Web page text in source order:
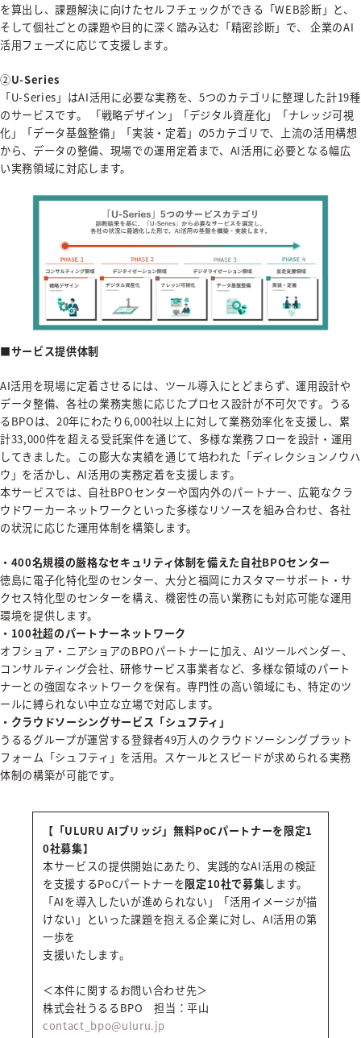
を算出し、課題解決に向けたセルフチェックができる「WEB診断」と、
そして個社ごとの課題や目的に深く踏み込む「精密診断」で、 企業のAI
活用フェーズに応じて支援します。
②U-Series
「U-Series」はAI活用に必要な実務を、5つのカテゴリに整理した計19種
のサービスです。 「戦略デザイン」「デジタル資産化」「ナレッジ可視
化」「データ基盤整備」「実装・定着」の5カテゴリで、上流の活用構想
から、データの整備、現場での運用定着まで、AI活用に必要となる幅広
い実務領域に対応します。
■サービス提供体制
AI活用を現場に定着させるには、ツール導入にとどまらず、運用設計や
データ整備、各社の業務実態に応じたプロセス設計が不可欠です。うる
るBPOは、20年にわたり6,000社以上に対して業務効率化を支援し、累
計33,000件を超える受託案件を通じて、多様な業務フローを設計・運用
してきました。この膨大な実績を通じて培われた「ディレクションノウハ
ウ」を活かし、AI活用の実務定着を支援します。
本サービスでは、自社BPOセンターや国内外のパートナー、広範なクラ
ウドワーカーネットワークといった多様なリソースを組み合わせ、各社
の状況に応じた運用体制を構築します。
・400名規模の厳格なセキュリティ体制を備えた自社BPOセンター
徳島に電子化特化型のセンター、大分と福岡にカスタマーサポート・サ
クセス特化型のセンターを構え、機密性の高い業務にも対応可能な運用
環境を提供します。
・100社超のパートナーネットワーク
オフショア・ニアショアのBPOパートナーに加え、AIツールベンダー、
コンサルティング会社、研修サービス事業者など、多様な領域のパート
ナーとの強固なネットワークを保有。専門性の高い領域にも、特定のツ
ールに縛られない中立な立場で対応します。
・クラウドソーシングサービス「シュフティ」
うるるグループが運営する登録者49万人のクラウドソーシングプラット
フォーム「シュフティ」を活用。スケールとスピードが求められる実務
体制の構築が可能です。
【「ULURU AIブリッジ」無料PoCパートナーを限定1
0社募集】
本サービスの提供開始にあたり、実践的なAI活用の検証
を支援するPoCパートナーを限定10社で募集します。
「AIを導入したいが進められない」「活用イメージが描
けない」といった課題を抱える企業に対し、AI活用の第
一歩を
支援いたします。
＜本件に関するお問い合わせ先＞
株式会社うるるBPO 担当：平山
contact_bpo@uluru.jp